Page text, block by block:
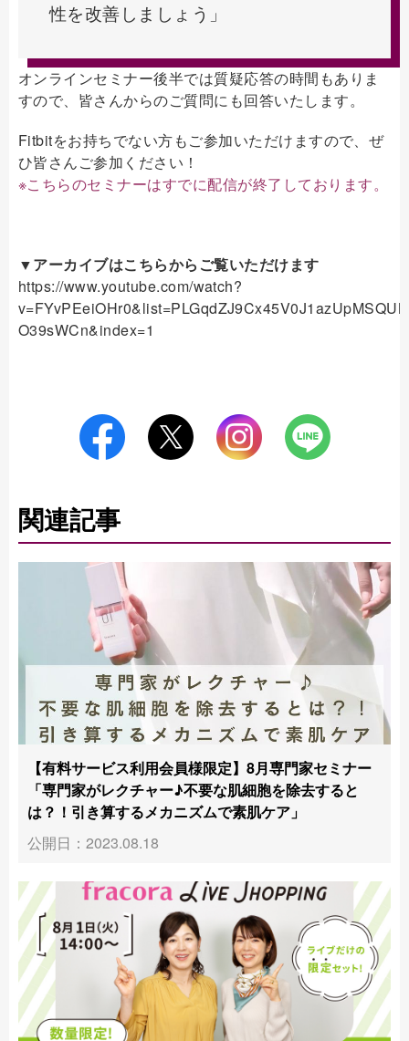
性を改善しましょう」
オンラインセミナー後半では質疑応答の時間もありま
すので、皆さんからのご質問にも回答いたします。
Fitbitをお持ちでない方もご参加いただけますので、ぜ
ひ皆さんご参加ください！
※こちらのセミナーはすでに配信が終了しております。
▼アーカイブはこちらからご覧いただけます
https://www.youtube.com/watch?
O39sWCn&index=1
関連記事
【有料サービス利用会員様限定】8月専門家セミナー
「専門家がレクチャー♪不要な肌細胞を除去すると
は？！引き算するメカニズムで素肌ケア」
公開日：2023.08.18